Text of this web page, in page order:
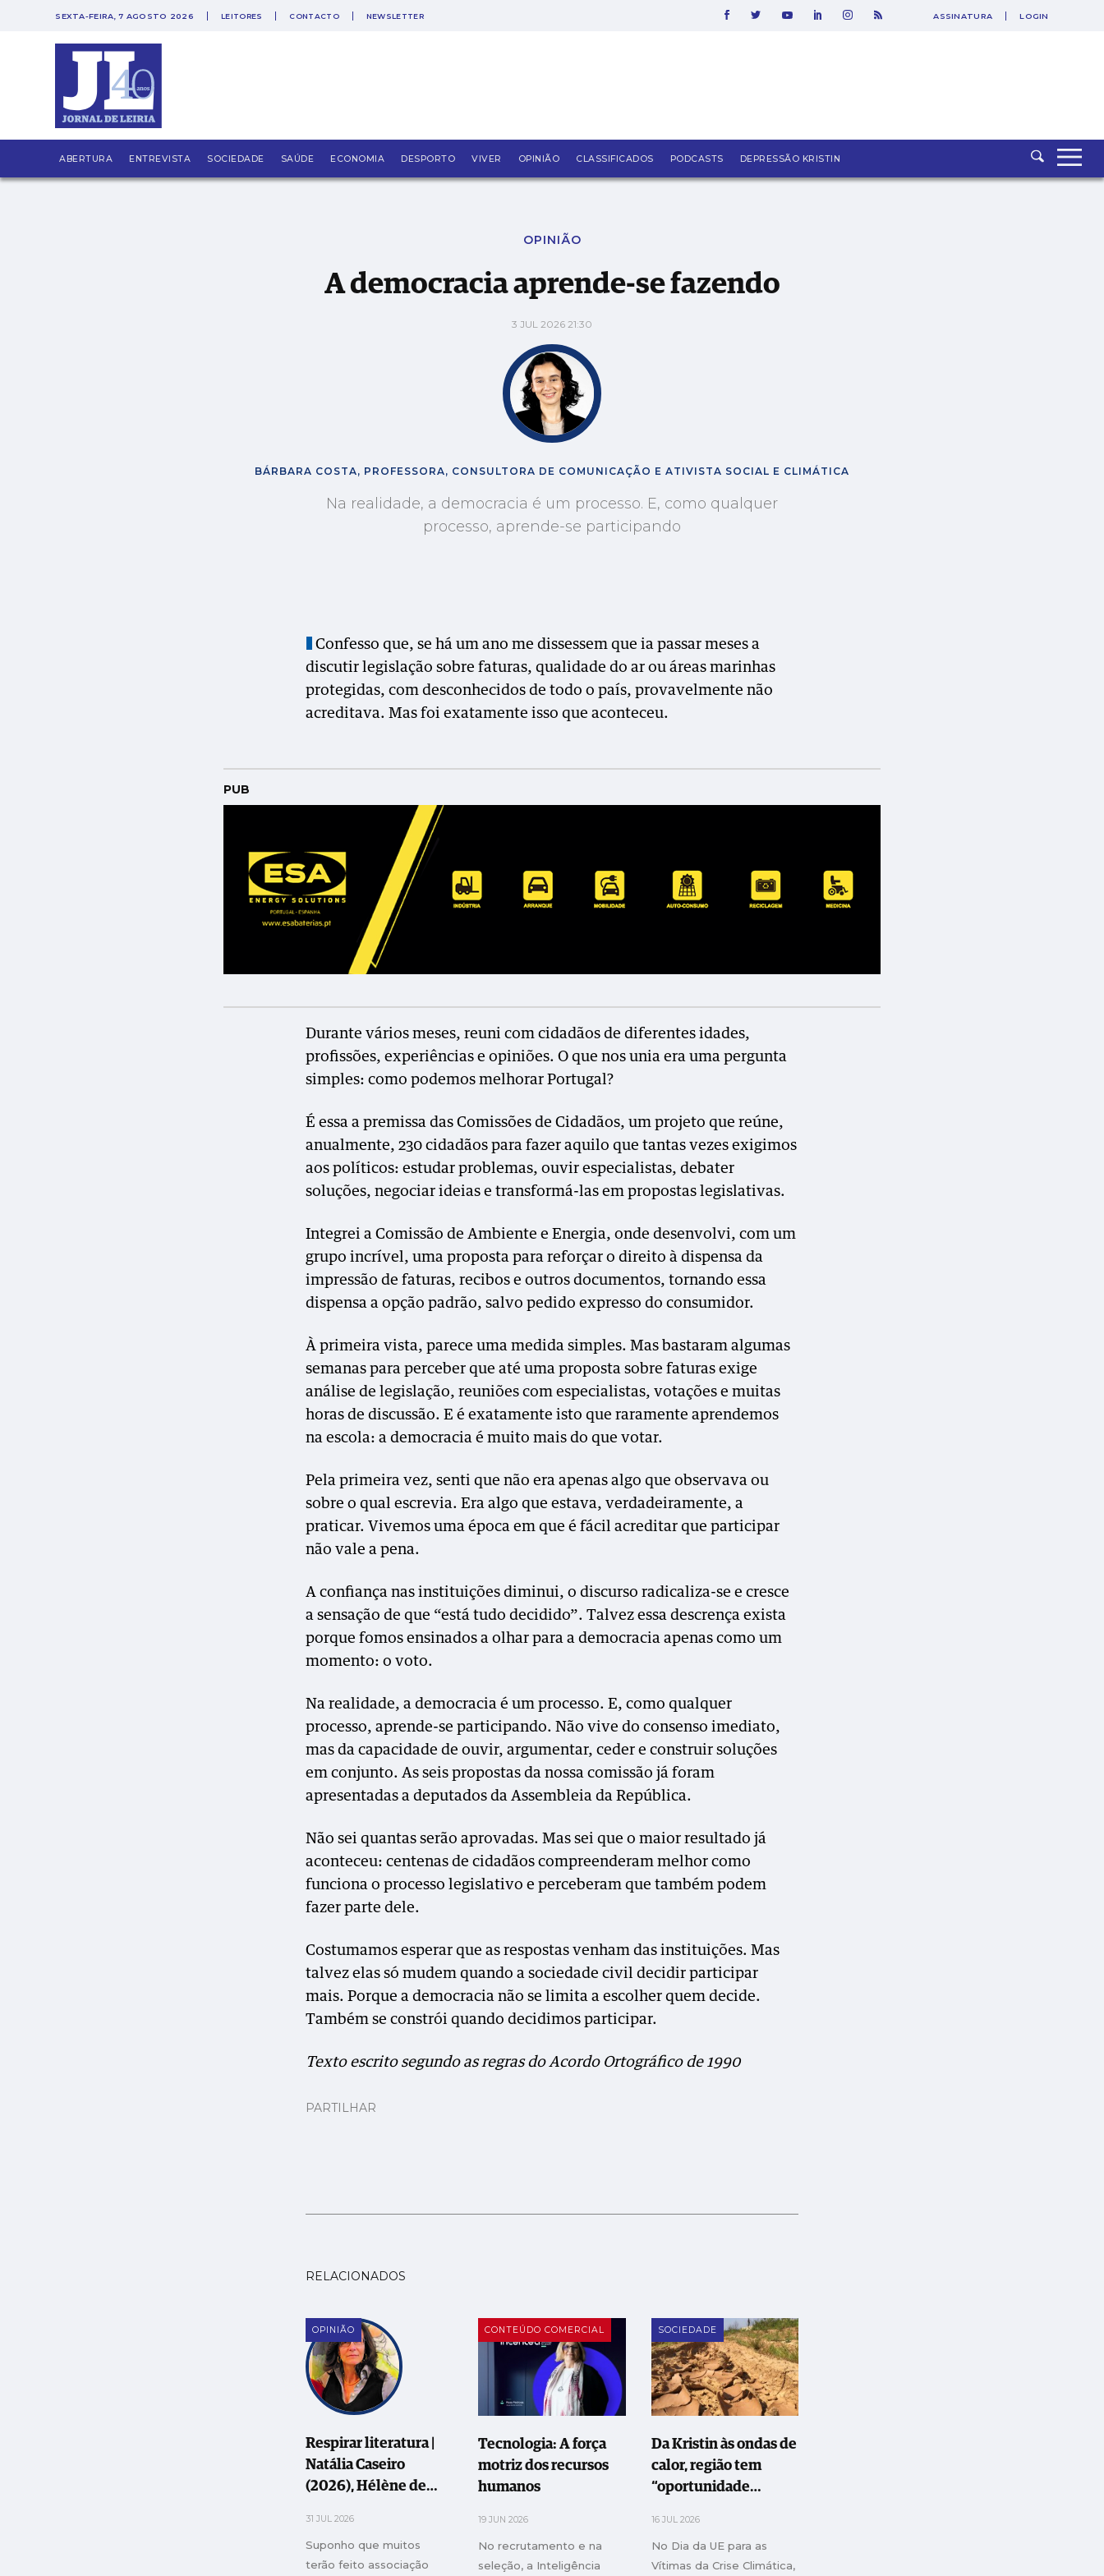
SEXTA-FEIRA, 7 AGOSTO 2026 LEITORES CONTACTO NEWSLETTER ASSINATURA LOGIN
ABERTURA ENTREVISTA SOCIEDADE SAÚDE ECONOMIA DESPORTO VIVER OPINIÃO CLASSIFICADOS PODCASTS DEPRESSÃO KRISTIN
A democracia aprende-se fazendo
OPINIÃO
A democracia aprende-se fazendo
3 JUL 2026 21:30
BÁRBARA COSTA, PROFESSORA, CONSULTORA DE COMUNICAÇÃO E ATIVISTA SOCIAL E CLIMÁTICA
Na realidade, a democracia é um processo. E, como qualquer
processo, aprende-se participando
Confesso que, se há um ano me dissessem que ia passar meses a
discutir legislação sobre faturas, qualidade do ar ou áreas marinhas
protegidas, com desconhecidos de todo o país, provavelmente não
acreditava. Mas foi exatamente isso que aconteceu.
PUB
Durante vários meses, reuni com cidadãos de diferentes idades,
profissões, experiências e opiniões. O que nos unia era uma pergunta
simples: como podemos melhorar Portugal?
É essa a premissa das Comissões de Cidadãos, um projeto que reúne,
anualmente, 230 cidadãos para fazer aquilo que tantas vezes exigimos
aos políticos: estudar problemas, ouvir especialistas, debater
soluções, negociar ideias e transformá-las em propostas legislativas.
Integrei a Comissão de Ambiente e Energia, onde desenvolvi, com um
grupo incrível, uma proposta para reforçar o direito à dispensa da
impressão de faturas, recibos e outros documentos, tornando essa
dispensa a opção padrão, salvo pedido expresso do consumidor.
À primeira vista, parece uma medida simples. Mas bastaram algumas
semanas para perceber que até uma proposta sobre faturas exige
análise de legislação, reuniões com especialistas, votações e muitas
horas de discussão. E é exatamente isto que raramente aprendemos
na escola: a democracia é muito mais do que votar.
Pela primeira vez, senti que não era apenas algo que observava ou
sobre o qual escrevia. Era algo que estava, verdadeiramente, a
praticar. Vivemos uma época em que é fácil acreditar que participar
não vale a pena.
A confiança nas instituições diminui, o discurso radicaliza-se e cresce
a sensação de que “está tudo decidido”. Talvez essa descrença exista
porque fomos ensinados a olhar para a democracia apenas como um
momento: o voto.
Na realidade, a democracia é um processo. E, como qualquer
processo, aprende-se participando. Não vive do consenso imediato,
mas da capacidade de ouvir, argumentar, ceder e construir soluções
em conjunto. As seis propostas da nossa comissão já foram
apresentadas a deputados da Assembleia da República.
Não sei quantas serão aprovadas. Mas sei que o maior resultado já
aconteceu: centenas de cidadãos compreenderam melhor como
funciona o processo legislativo e perceberam que também podem
fazer parte dele.
Costumamos esperar que as respostas venham das instituições. Mas
talvez elas só mudem quando a sociedade civil decidir participar
mais. Porque a democracia não se limita a escolher quem decide.
Também se constrói quando decidimos participar.
Texto escrito segundo as regras do Acordo Ortográfico de 1990
PARTILHAR
RELACIONADOS
OPINIÃO
Respirar literatura |
Natália Caseiro
(2026), Hélène de
austera sobre as
pulsões da vida…
31 JUL 2026
Suponho que muitos
terão feito associação
CONTEÚDO COMERCIAL
Tecnologia: A força
motriz dos recursos
humanos
19 JUN 2026
No recrutamento e na
seleção, a Inteligência
SOCIEDADE
Da Kristin às ondas de
calor, região tem
“oportunidade
16 JUL 2026
No Dia da UE para as
Vítimas da Crise Climática,